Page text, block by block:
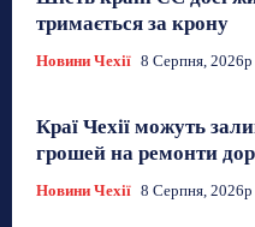
тримається за крону
Новини Чехії 8 Серпня,
Краї Чехії можуть
грошей на ремонти
Новини Чехії 8 Серпня,